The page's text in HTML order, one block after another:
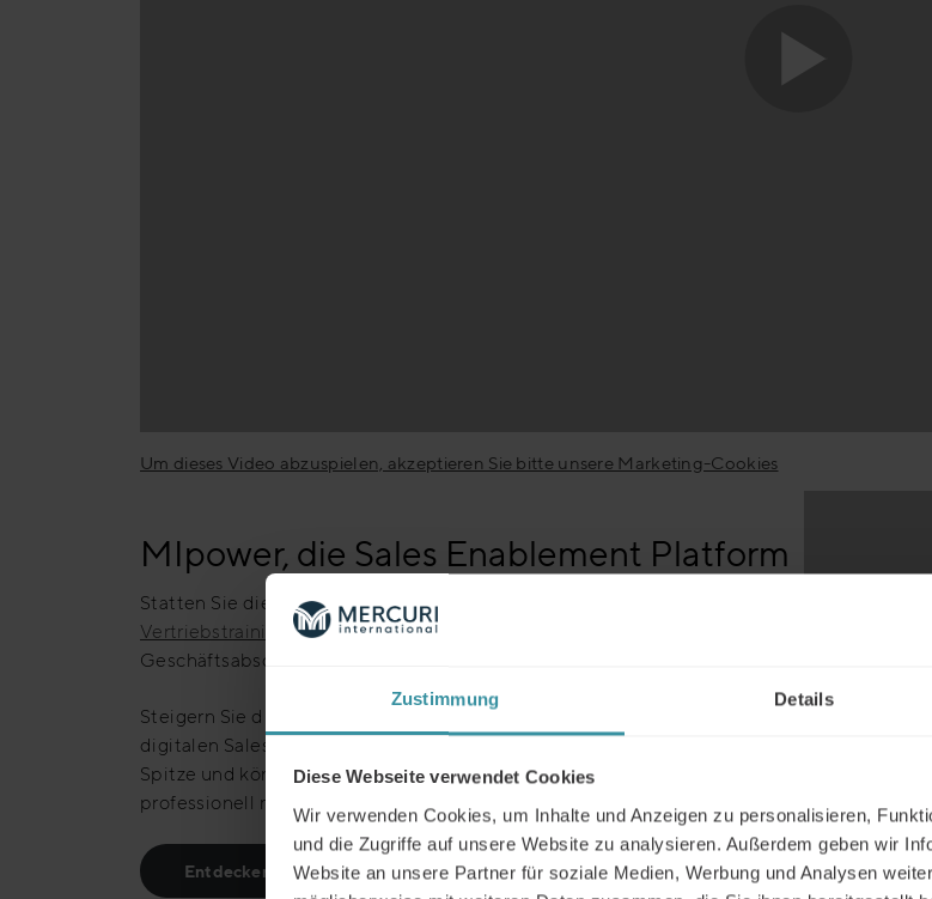
Zustimmung Details
Diese Webseite verwendet Cookies
Wir verwenden Cookies, um Inhalte und Anzeigen zu personalisieren,
und die Zugriffe auf unsere Website zu analysieren. Außerdem geben wir
Website an unsere Partner für soziale Medien, Werbung und Analysen
Um dieses Video abzuspielen, akzeptieren Sie bitte unsere Marketing-Cookies
MIpower, die Sales Enablement Platform
Statten Sie die Teams Ihres Unternehmens mit erstklassigen
Vertriebstrainingsaus, um erfolgreich Beziehungen aufzubauen und
Geschäftsabschlüsse zu erzielen.
Steigern Sie die Leistung Ihrer Vertriebsmitarbeiter mit MIpower, unserer
digitalen Sales Enablement-Plattform. Damit bleiben Sie stets an der
Spitze und können die sich ständig verändernden Marktanforderungen
professionell managen – flexibel und jederzeit abrufbar.
Entdecken Sie MIpower
Um dieses